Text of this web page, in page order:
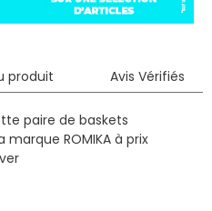
produit Avis Vérifiés
paire de baskets
ROMIKA à prix